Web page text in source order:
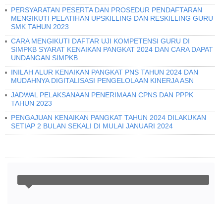
PERSYARATAN PESERTA DAN PROSEDUR PENDAFTARAN
MENGIKUTI PELATIHAN UPSKILLING DAN RESKILLING GURU
SMK TAHUN 2023
CARA MENGIKUTI DAFTAR UJI KOMPETENSI GURU DI
SIMPKB SYARAT KENAIKAN PANGKAT 2024 DAN CARA DAPAT
UNDANGAN SIMPKB
INILAH ALUR KENAIKAN PANGKAT PNS TAHUN 2024 DAN
MUDAHNYA DIGITALISASI PENGELOLAAN KINERJA ASN
JADWAL PELAKSANAAN PENERIMAAN CPNS DAN PPPK
TAHUN 2023
PENGAJUAN KENAIKAN PANGKAT TAHUN 2024 DILAKUKAN
SETIAP 2 BULAN SEKALI DI MULAI JANUARI 2024